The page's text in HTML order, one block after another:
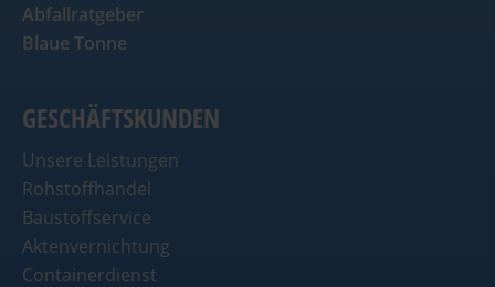
Abfallratgeber
Blaue Tonne
GESCHÄFTSKUNDEN
Unsere Leistungen
Rohstoffhandel
Baustoffservice
Aktenvernichtung
Containerdienst